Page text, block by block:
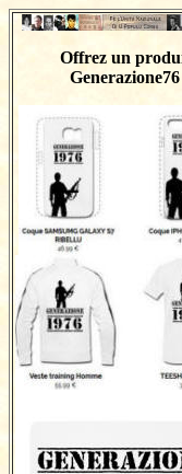
Offrez un
Generazione76